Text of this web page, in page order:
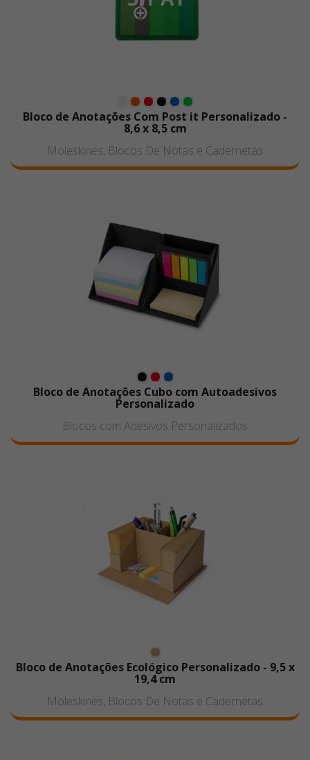
Bloco de Anotações Com Post it Personalizado -
8,6 x 8,5 cm
Moleskines, Blocos De Notas e Cadernetas
Bloco de Anotações Cubo com Autoadesivos
Personalizado
Blocos com Adesivos Personalizados
Bloco de Anotações Ecológico Personalizado - 9,5 x
19,4 cm
Moleskines, Blocos De Notas e Cadernetas